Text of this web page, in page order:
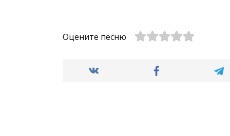
Оцените песню